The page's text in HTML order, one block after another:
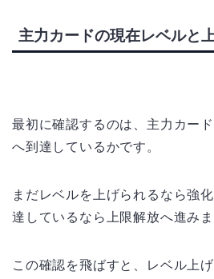
主力カードの現在レベルと
最初に確認するのは、主力カー
へ到達しているかです。
まだレベルを上げられるなら強
達しているなら上限解放へ進みま
この確認を飛ばすと、レベル上